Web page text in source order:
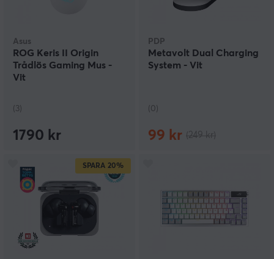
Asus
ROG Keris II Origin
Trådlös Gaming Mus -
Vit
(3)
1790 kr
PDP
Metavolt Dual Charging
System - Vit
(0)
99 kr
SPARA 20%